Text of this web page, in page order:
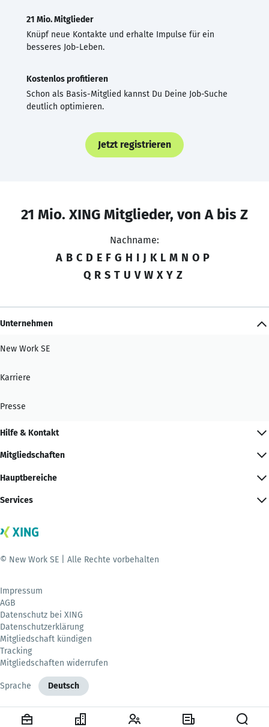
21 Mio. Mitglieder
Knüpf neue Kontakte und erhalte Impulse für ein
besseres Job-Leben.
Kostenlos profitieren
Schon als Basis-Mitglied kannst Du Deine Job-Suche
deutlich optimieren.
Jetzt registrieren
21 Mio. XING Mitglieder, von A bis Z
Nachname:
A B C D E F G H I J K L M N O P
Q R S T U V W X Y Z
Unternehmen
New Work SE
Karriere
Presse
Hilfe & Kontakt
Mitgliedschaften
Hauptbereiche
Services
© New Work SE | Alle Rechte vorbehalten
Impressum
AGB
Datenschutz bei XING
Datenschutzerklärung
Mitgliedschaft kündigen
Tracking
Mitgliedschaften widerrufen
Sprache Deutsch